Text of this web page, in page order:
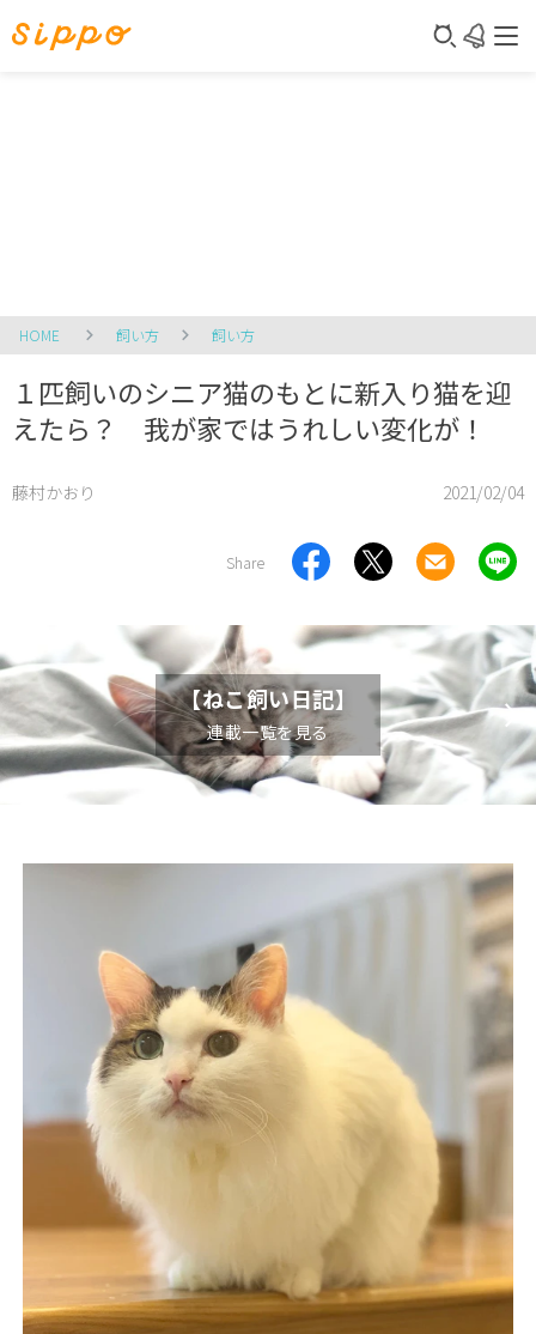
HOME 飼い方 飼い方
１匹飼いのシニア猫のもとに新入り猫を迎
えたら？ 我が家ではうれしい変化が！
藤村かおり 2021/02/04
Share
【ねこ飼い日記】
連載一覧を見る